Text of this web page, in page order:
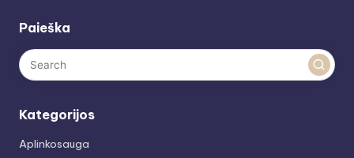
Paieška
Kategorijos
Aplinkosauga